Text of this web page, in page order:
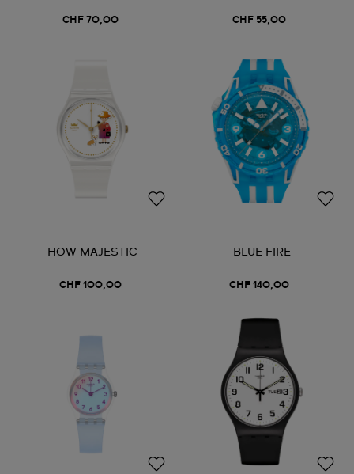
CHF 70,00 CHF 55,00
HOW MAJESTIC
CHF 100,00
BLUE FIRE
CHF 140,00